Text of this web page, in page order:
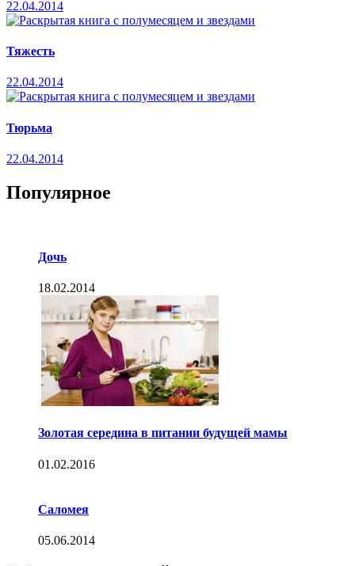
22.04.2014
Тяжесть
22.04.2014
Тюрьма
22.04.2014
Популярное
Дочь
18.02.2014
Золотая середина в питании будущей мамы
01.02.2016
Саломея
05.06.2014